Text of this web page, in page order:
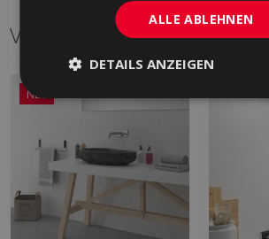
Verwandte Serien
NEU
ALLE ABLEHNEN
DETAILS ANZEIGEN